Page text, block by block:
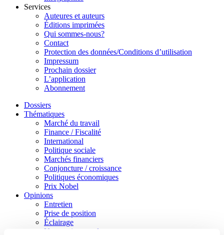
Services
Auteures et auteurs
Éditions imprimées
Qui sommes-nous?
Contact
Protection des données/Conditions d’utilisation
Impressum
Prochain dossier
L’application
Abonnement
Dossiers
Thématiques
Marché du travail
Finance / Fiscalité
International
Politique sociale
Marchés financiers
Conjoncture / croissance
Politiques économiques
Prix Nobel
Opinions
Entretien
Prise de position
Éclairage
Un certain regard